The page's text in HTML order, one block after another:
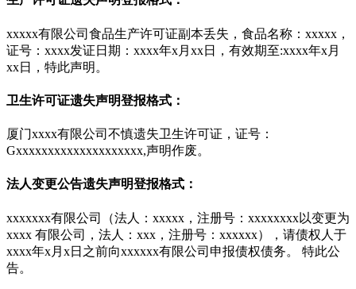
xxxxx有限公司食品生产许可证副本丢失，食品名称：xxxxx，
证号：xxxx发证日期：xxxx年x月xx日，有效期至:xxxx年x月
xx日，特此声明。
卫生许可证遗失声明登报格式：
厦门xxxx有限公司不慎遗失卫生许可证，证号：
Gxxxxxxxxxxxxxxxxxxxx,声明作废。
法人变更公告遗失声明登报格式：
xxxxxxx有限公司（法人：xxxxx，注册号：xxxxxxxx以变更为
xxxx 有限公司，法人：xxx，注册号：xxxxxx），请债权人于
xxxx年x月x日之前向xxxxxx有限公司申报债权债务。 特此公
告。